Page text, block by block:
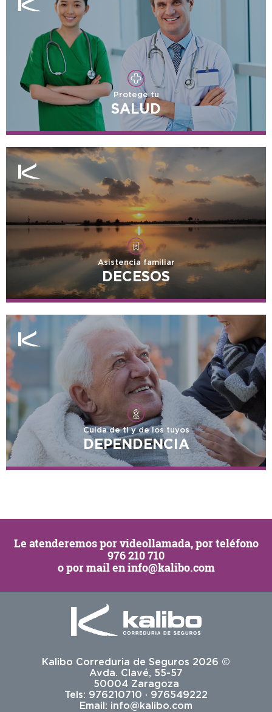
Protege tu
SALUD
Asistencia familiar
DECESOS
Cuida de ti y de los tuyos
DEPENDENCIA
Le atenderemos porvideollamada, por teléfono
976 210 710
o por mail eninfo@kalibo.com
Kalibo Correduria de Seguros 2026 ©
Avda. Clavé, 55-57
50004 Zaragoza
Tels: 976210710 · 976549222
Email: info@kalibo.com